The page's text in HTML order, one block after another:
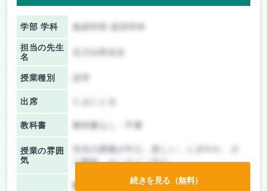
学部 学科 政経学部 経済学科
担当の先生
名
授業種別
出席
教科書 教科書なし・不要
授業の雰囲
気
先生の講義が中心、楽しい、にぎやか、少
人数制、オンライン中心
前期/中間：
テスト・レポート両方なし
続きを見る（無料）